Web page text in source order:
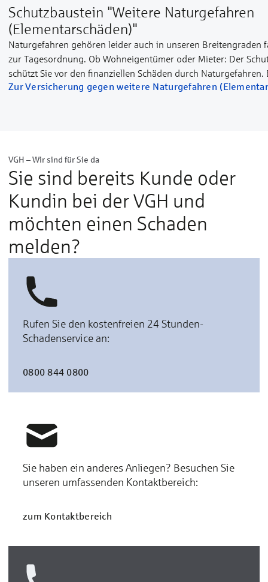
Schutzbaustein "Weitere Natur­gefahren
(Elementar­schäden)"
Naturgefahren gehören leider auch in unseren Breitengraden
zur Tagesordnung. Ob Wohn­eigentümer oder Mieter: Der
schützt Sie vor den finanziellen Schäden durch Naturgefahren.
jetzt Ihre Wohngebäude- oder/und Hausratversicherung bei
Zur Versicherung gegen weitere Naturgefahren
VGH – Wir sind für Sie da
Sie sind bereits Kunde oder
Kundin bei der VGH und
möchten einen Schaden
melden?
Rufen Sie den kostenfreien 24 Stunden-
Schadenservice an:
0800 844 0800
Sie haben ein anderes Anliegen? Besuchen Sie
unseren umfassenden Kontaktbereich:
zum Kontaktbereich